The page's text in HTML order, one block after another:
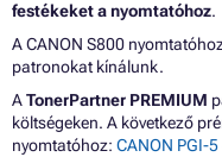
festékeket a nyomtatóhoz.
A CANON S800
patronokat kínálunk.
ATonerPartner PREMIUM
költségeken. A következő
nyomtatóhoz: CANON PGI-